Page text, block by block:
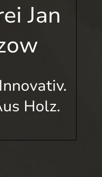
Jan
Holz.